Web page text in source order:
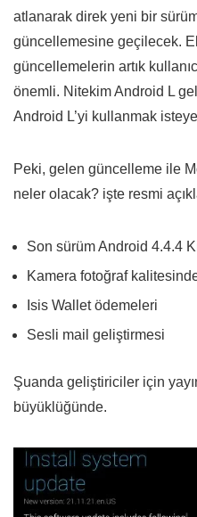
atlanarak direk yeni bir
güncellemesine geçilecek.
güncellemelerin artık
önemli. Nitekim Android L
Android L’yi kullanmak
Peki, gelen güncelleme ile
neler olacak? işte resmi
Son sürüm Android 4.4.4
Kamera fotoğraf
Isis Wallet ödemeleri
Sesli mail geliştirmesi
Şuanda geliştiriciler için
büyüklüğünde.